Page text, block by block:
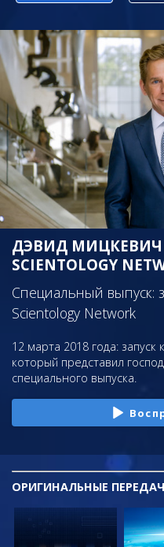
ДЭВИД МИЦКЕВИЧ
SCIENTOLOGY
Специальный выпуск:
Scientology Network
12 марта 2018 года:
который представил
специального выпуска.
ОРИГИНАЛЬНЫЕ